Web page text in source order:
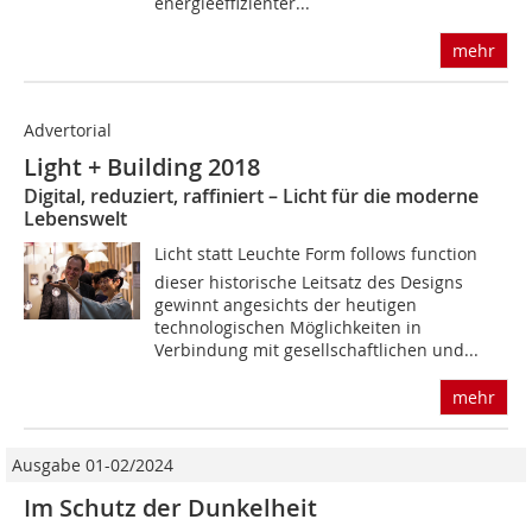
mehr
Advertorial
Light + Building 2018
Digital, reduziert, raffiniert – Licht für die moderne
Lebenswelt
Licht statt Leuchte Form follows function 
dieser historische Leitsatz des Designs
gewinnt angesichts der heutigen
technologischen Möglichkeiten in
Verbindung mit gesellschaftlichen und...
mehr
Ausgabe 01-02/2024
Im Schutz der Dunkelheit